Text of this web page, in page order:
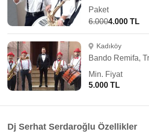
Paket
6.0004.000 TL
Kadıköy
Min. Fiyat
5.000 TL
Dj Serhat Serdaroğlu Özellikler